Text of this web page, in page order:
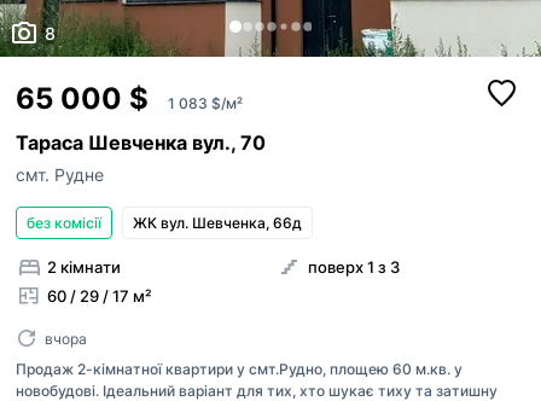
8
65 000 $ 1 083 $/м²
Тараса Шевченка вул., 70
смт. Рудне
без комісії ЖК вул. Шевченка, 66д
2 кімнати
60 / 29 / 17 м²
поверх 1 з 3
вчора
Продаж 2-кімнатної квартири у смт.Рудно, площею 60 м.кв. у
новобудові. Ідеальний варіант для тих, хто шукає тиху та затишну